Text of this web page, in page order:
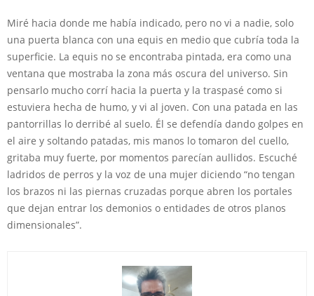
Miré hacia donde me había indicado, pero no vi a nadie, solo
una puerta blanca con una equis en medio que cubría toda la
superficie. La equis no se encontraba pintada, era como una
ventana que mostraba la zona más oscura del universo. Sin
pensarlo mucho corrí hacia la puerta y la traspasé como si
estuviera hecha de humo, y vi al joven. Con una patada en las
pantorrillas lo derribé al suelo. Él se defendía dando golpes en
el aire y soltando patadas, mis manos lo tomaron del cuello,
gritaba muy fuerte, por momentos parecían aullidos. Escuché
ladridos de perros y la voz de una mujer diciendo “no tengan
los brazos ni las piernas cruzadas porque abren los portales
que dejan entrar los demonios o entidades de otros planos
dimensionales”.